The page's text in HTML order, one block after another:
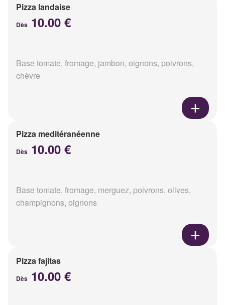
Pizza landaise
Dès 10.00 €
Base tomate, fromage, jambon, oignons, poivrons,
chèvre
Pizza meditéranéenne
Dès 10.00 €
Base tomate, fromage, merguez, poivrons, olives,
champignons, oignons
Pizza fajitas
Dès 10.00 €